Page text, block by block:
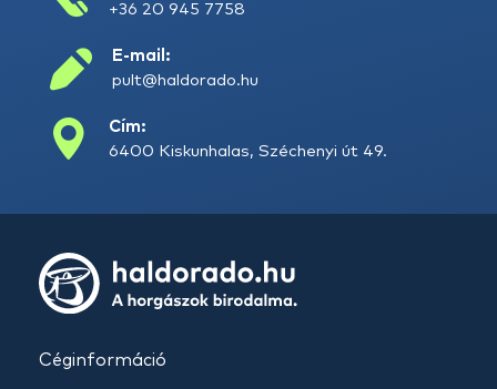
+36 20 945 7758
E-mail:
pult@haldorado.hu
Cím:
6400 Kiskunhalas, Széchenyi út 49.
Céginformáció